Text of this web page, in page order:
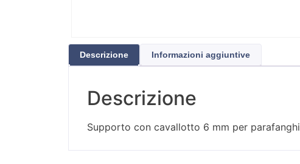
Descrizione Informazioni aggiuntive
Descrizione
Supporto con cavallotto 6 mm per parafanghi